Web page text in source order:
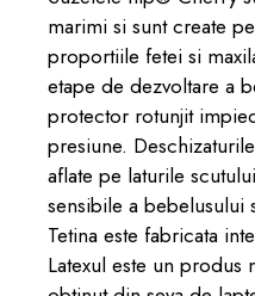
marimi si sunt create
proportiile fetei si
etape de dezvoltare a
protector rotunjit
presiune.
aflate pe laturile
sensibile a
Tetina este fabricata
Latexul este un produs